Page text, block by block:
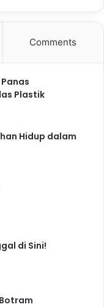
Comments
Plastik
Hidup dalam
di Sini!